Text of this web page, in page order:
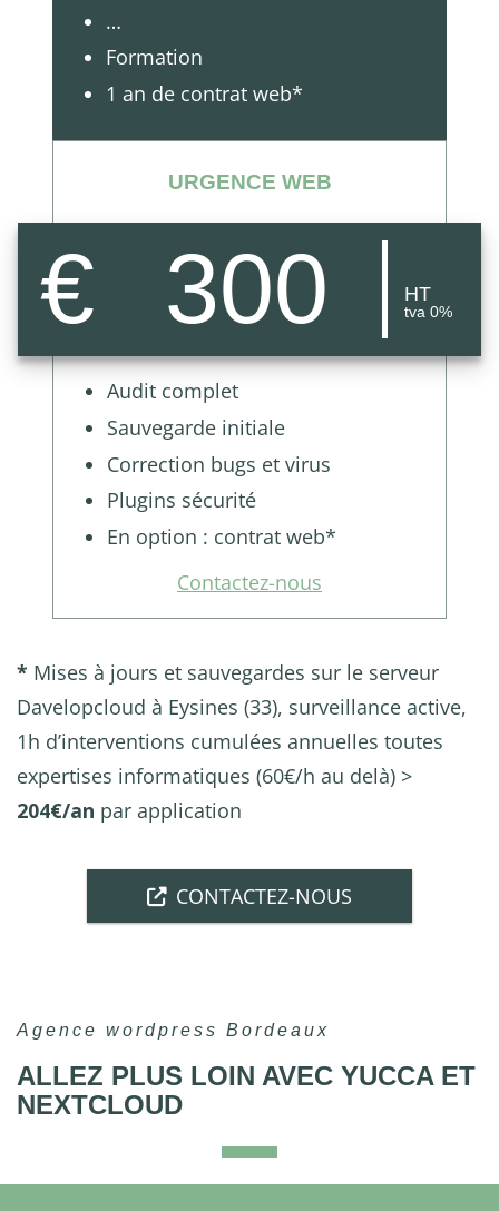
…
Formation
1 an de contrat web*
URGENCE WEB
€ 300 HT
tva 0%
Audit complet
Sauvegarde initiale
Correction bugs et virus
Plugins sécurité
En option : contrat web*
Contactez-nous
* Mises à jours et sauvegardes sur le serveur
Davelopcloud à Eysines (33), surveillance active,
1h d’interventions cumulées annuelles toutes
expertises informatiques (60€/h au delà) >
204€/an par application
CONTACTEZ-NOUS
Agence wordpress Bordeaux
ALLEZ PLUS LOIN AVEC YUCCA ET
NEXTCLOUD